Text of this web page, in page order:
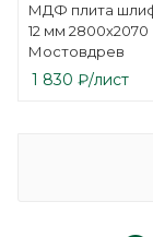
МДФ плита
12 мм 2800х2070
Мостовдрев
1 830 ₽/лист